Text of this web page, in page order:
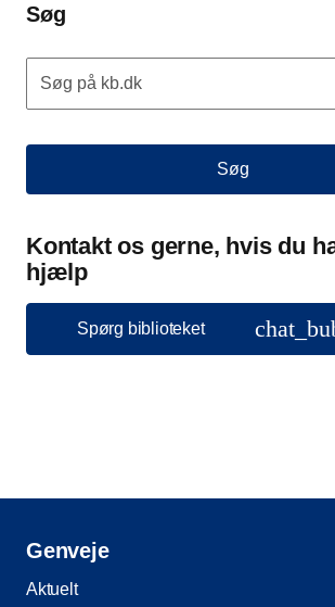
Søg
Søg på kb.dk
Søg
Kontakt os gerne, hvis du
hjælp
Spørg biblioteket
Genveje
Aktuelt